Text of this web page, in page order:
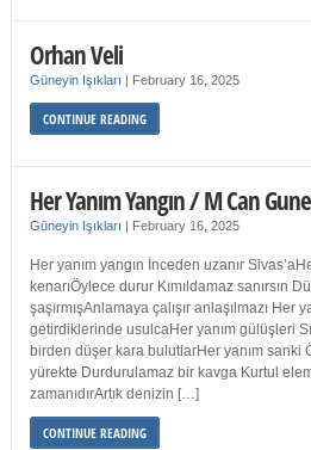
Orhan Veli
Güneyin Işıkları | February 16, 2025
CONTINUE READING
Her Yanım Yangın / M Can
Güneyin Işıkları | February 16, 2025
Her yanım yangın İnceden uzanır
kenarıÖylece durur Kımıldamaz sanırsın
şaşırmışAnlamaya çalışır anlaşılmazı Her
getirdiklerinde usulcaHer yanım gülüşleri
birden düşer kara bulutlarHer yanım sanki
yürekte Durdurulamaz bir kavga Kurtul
zamanıdırArtık denizin […]
CONTINUE READING